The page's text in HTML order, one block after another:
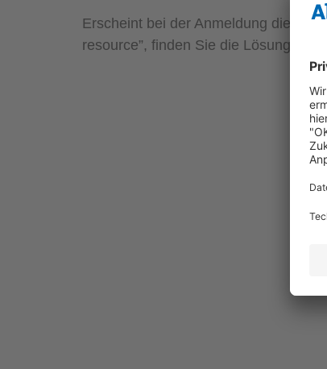
Erscheint bei der Anmeldung die
resource”, finden Sie die Lösung dafür